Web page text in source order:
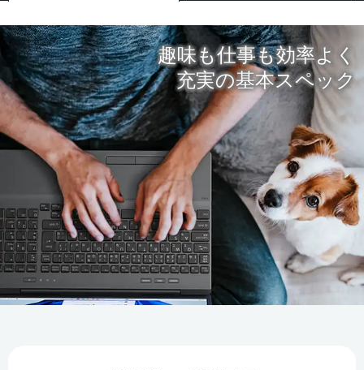
趣味も仕事も効率よく
充実の基本スペック